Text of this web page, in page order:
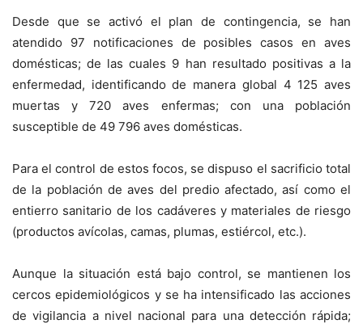
Desde que se activó el plan de contingencia, se han
atendido 97 notificaciones de posibles casos en aves
domésticas; de las cuales 9 han resultado positivas a la
enfermedad, identificando de manera global 4 125 aves
muertas y 720 aves enfermas; con una población
susceptible de 49 796 aves domésticas.
Para el control de estos focos, se dispuso el sacrificio total
de la población de aves del predio afectado, así como el
entierro sanitario de los cadáveres y materiales de riesgo
(productos avícolas, camas, plumas, estiércol, etc.).
Aunque la situación está bajo control, se mantienen los
cercos epidemiológicos y se ha intensificado las acciones
de vigilancia a nivel nacional para una detección rápida;